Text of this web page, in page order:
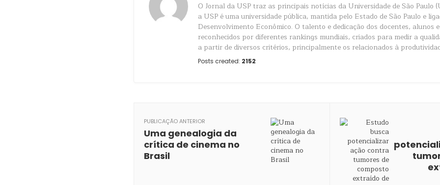
O Jornal da USP traz as principais notícias da Universidade de São Paulo
a USP é uma universidade pública, mantida pelo Estado de São Paulo e
Desenvolvimento Econômico. O talento e dedicação dos docentes, alunos
reconhecidos por diferentes rankings mundiais, criados para medir a
a partir de diversos critérios, principalmente os relacionados à
Posts created: 2152
PUBLICAÇÃO ANTERIOR
Uma genealogia da
crítica de cinema no
Brasil